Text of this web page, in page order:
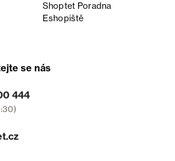
Shoptet Poradna
Eshopiště
se nás
444